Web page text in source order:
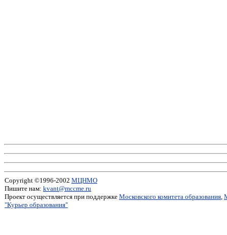
Copyright ©1996-2002 МЦНМО
Пишите нам: kvant@mccme.ru
Проект осуществляется при поддержке Московского комитета образования,
"Курьер образования"